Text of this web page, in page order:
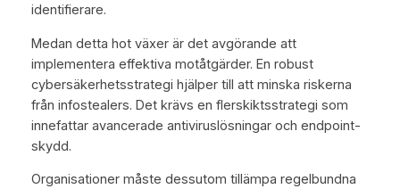
identifierare.
Medan detta hot växer är det avgörande att
implementera effektiva motåtgärder. En robust
cybersäkerhetsstrategi hjälper till att minska riskerna
från infostealers. Det krävs en flerskiktsstrategi som
innefattar avancerade antiviruslösningar och endpoint-
skydd.
Organisationer måste dessutom tillämpa regelbundna